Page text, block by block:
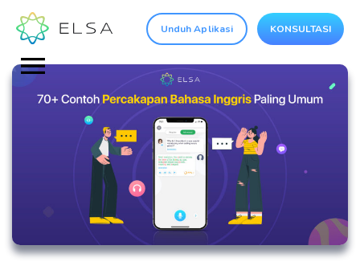
Unduh Aplikasi KONSULTASI